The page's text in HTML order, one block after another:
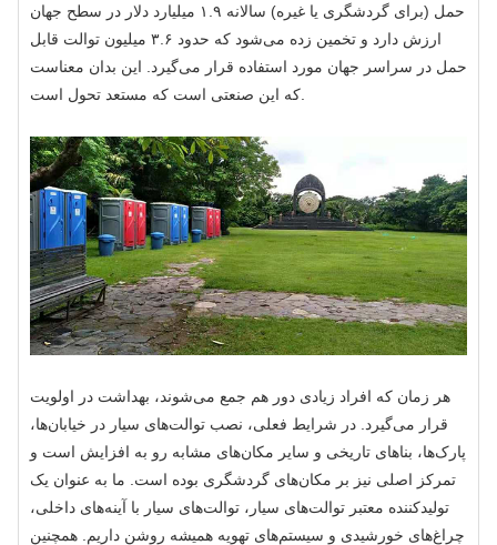
حمل (برای گردشگری یا غیره) سالانه ۱.۹ میلیارد دلار در سطح جهان
ارزش دارد و تخمین زده می‌شود که حدود ۳.۶ میلیون توالت قابل
حمل در سراسر جهان مورد استفاده قرار می‌گیرد. این بدان معناست
هر زمان که افراد زیادی دور هم جمع می‌شوند، بهداشت در اولویت
قرار می‌گیرد. در شرایط فعلی، نصب توالت‌های سیار در خیابان‌ها،
پارک‌ها، بناهای تاریخی و سایر مکان‌های مشابه رو به افزایش است و
تمرکز اصلی نیز بر مکان‌های گردشگری بوده است. ما به عنوان یک
تولیدکننده معتبر توالت‌های سیار، توالت‌های سیار با آینه‌های داخلی،
چراغ‌های خورشیدی و سیستم‌های تهویه همیشه روشن داریم. همچنین